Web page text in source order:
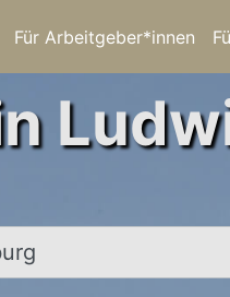
Für Arbeitgeber*innen